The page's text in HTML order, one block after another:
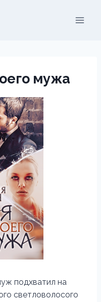
мужа
подхватил на
светловолосого